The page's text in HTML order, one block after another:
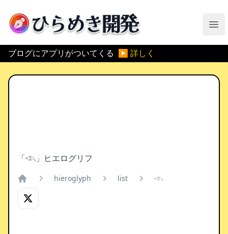
ひらめき開発
メ
ブログにアプリがついてくる ▶ 詳しく
「𓊷」ヒエログリフ
Home
hieroglyph list 𓊷